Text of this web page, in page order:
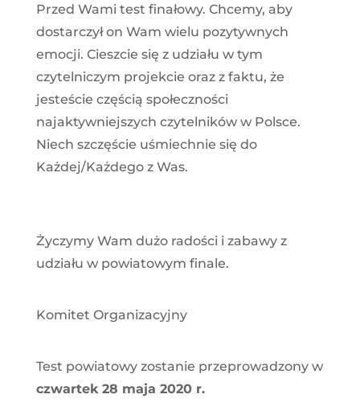
Przed Wami test finałowy. Chcemy, aby
dostarczył on Wam wielu pozytywnych
emocji. Cieszcie się z udziału w tym
czytelniczym projekcie oraz z faktu, że
jesteście częścią społeczności
najaktywniejszych czytelników w Polsce.
Niech szczęście uśmiechnie się do
Każdej/Każdego z Was.
Życzymy Wam dużo radości i zabawy z
udziału w powiatowym finale.
Komitet Organizacyjny
Test powiatowy zostanie przeprowadzony w
czwartek 28 maja 2020 r.